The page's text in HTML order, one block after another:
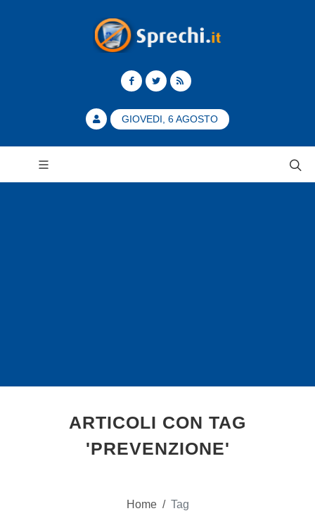
GIOVEDI, 6 AGOSTO
ARTICOLI CON TAG
'PREVENZIONE'
Home / Tag